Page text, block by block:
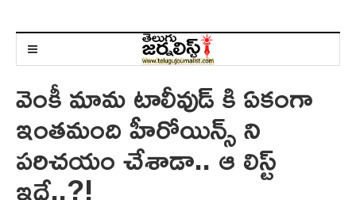
వెంకీ మామ టాలీవుడ్ కి ఏకంగా
ఇంతమంది హీరోయిన్స్ ని
పరిచయం చేశాడా.. ఆ లిస్ట్